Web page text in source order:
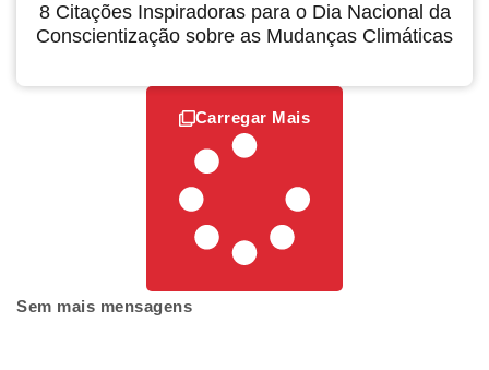
8 Citações Inspiradoras para o Dia Nacional da
Conscientização sobre as Mudanças Climáticas
Carregar Mais
Sem mais mensagens